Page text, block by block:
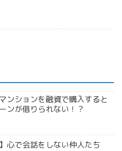
ンションを融資で購入すると
ンが借りられない！？
】心で会話をしない仲人たち